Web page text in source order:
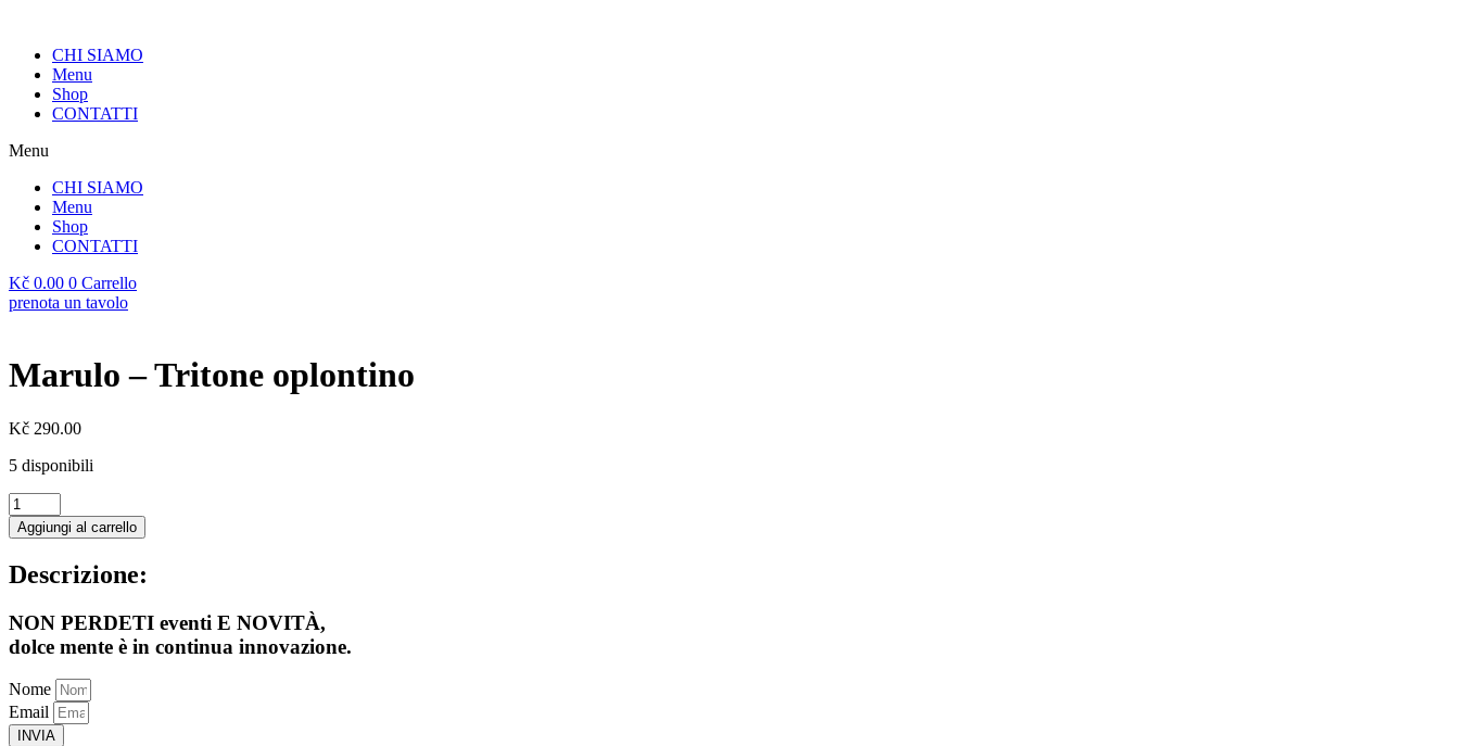
contenutoCHI SIAMO
Menu
Shop
CONTATTI
Menu
CHI SIAMO
Menu
Shop
CONTATTI
Kč 0.00 0 Carrello
prenota un tavolo
Marulo – Tritone oplontino
Kč 290.00
5 disponibili
Marulo
-
Tritone
quantità
Aggiungi al carrello
Descrizione:
NON PERDETI eventi E NOVITÀ,
dolce mente è in continua innovazione.
Nome
Email
INVIA